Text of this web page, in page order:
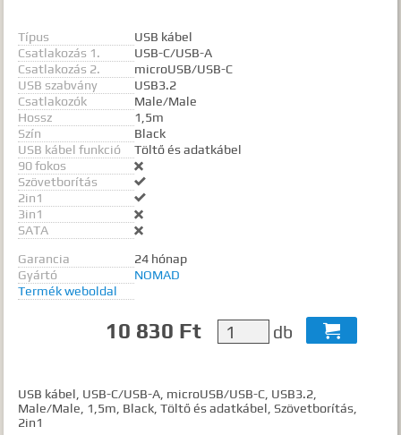
Típus
USB kábel
Csatlakozás 1.
USB-C/USB-A
Csatlakozás 2.
microUSB/USB-C
USB szabvány
USB3.2
Csatlakozók
Male/Male
Hossz
1,5m
Szín
Black
USB kábel funkció
Töltő és adatkábel
90 fokos

Szövetborítás 
2in1 
3in1 
SATA 
Garancia
24 hónap
Gyártó
NOMAD
Termék weboldal
10 830 Ft db 
USB kábel, USB-C/USB-A, microUSB/USB-C, USB3.2,
Male/Male, 1,5m, Black, Töltő és adatkábel, Szövetborítás,
2in1